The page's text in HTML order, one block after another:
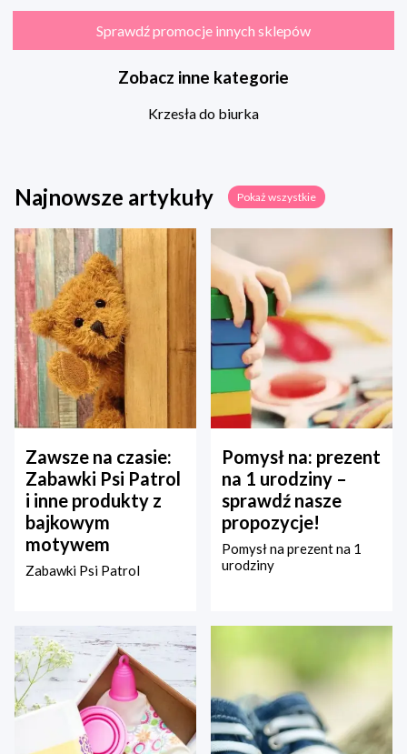
Sprawdź promocje innych sklepów
Zobacz inne kategorie
Krzesła do biurka
Najnowsze artykuły Pokaż wszystkie
Zawsze na czasie:
Zabawki Psi Patrol
i inne produkty z
bajkowym
motywem
Zabawki Psi Patrol
Pomysł na: prezent
na 1 urodziny –
sprawdź nasze
propozycje!
Pomysł na prezent na 1
urodziny